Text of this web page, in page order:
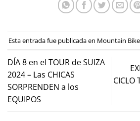
Esta entrada fue publicada en Mountain Bike
DÍA 8 en el TOUR de SUIZA
2024 – Las CHICAS
SORPRENDEN a los
EQUIPOS
CICLO